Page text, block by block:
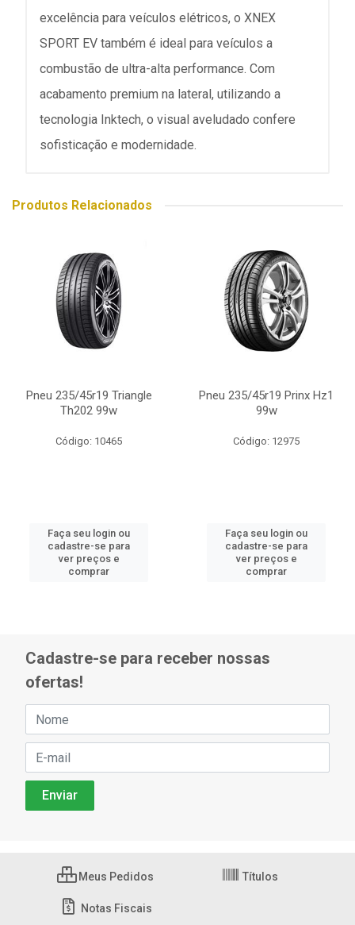
excelência para veículos elétricos, o XNEX
SPORT EV também é ideal para veículos a
combustão de ultra-alta performance. Com
acabamento premium na lateral, utilizando a
tecnologia Inktech, o visual aveludado confere
sofisticação e modernidade.
Produtos Relacionados
Pneu 235/45r19 Triangle
Th202 99w
Código: 10465
Faça seu login ou
cadastre-se para
ver preços e
comprar
Pneu 235/45r19 Prinx Hz1
99w
Código: 12975
Faça seu login ou
cadastre-se para
ver preços e
comprar
Cadastre-se para receber nossas
ofertas!
Meus Pedidos Títulos
Notas Fiscais